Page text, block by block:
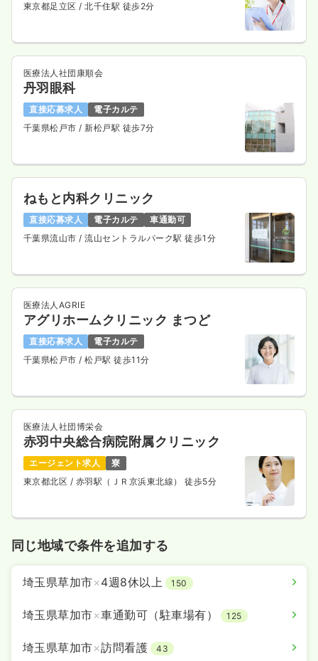
東京都足立区/ 北千住駅 徒歩2分
医療法人社団康順会
丹羽眼科
直接応募求人
電子カルテ
千葉県松戸市/ 新松戸駅 徒歩7分
ねもと内科クリニック
直接応募求人 電子カルテ
車通勤可
千葉県流山市/ 流山セントラルパーク駅 徒歩1分
医療法人AGRIE
アグリホームクリニック まつど
直接応募求人
電子カルテ
千葉県松戸市/ 松戸駅 徒歩11分
医療法人社団博栄会
赤羽中央総合病院附属クリニック
エージェント求人
寮
東京都北区 / 赤羽駅（ＪＲ京浜東北線） 徒歩5分
同じ地域で条件を追加する
埼玉県草加市×4週8休以上 150
埼玉県草加市×車通勤可（駐車場有） 125
埼玉県草加市×訪問看護 43